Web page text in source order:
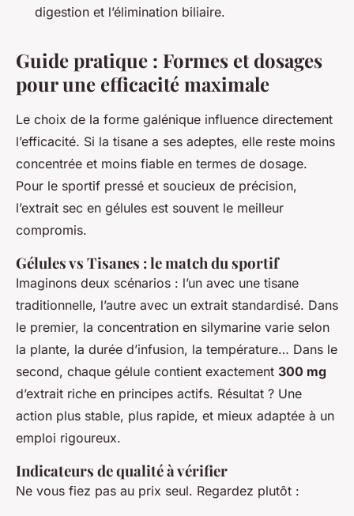
digestion et l’élimination biliaire.
Guide pratique : Formes et dosages
pour une efficacité maximale
Le choix de la forme galénique influence directement
l’efficacité. Si la tisane a ses adeptes, elle reste moins
concentrée et moins fiable en termes de dosage.
Pour le sportif pressé et soucieux de précision,
l’extrait sec en gélules est souvent le meilleur
compromis.
Gélules vs Tisanes : le match du sportif
Imaginons deux scénarios : l’un avec une tisane
traditionnelle, l’autre avec un extrait standardisé. Dans
le premier, la concentration en silymarine varie selon
la plante, la durée d’infusion, la température… Dans le
second, chaque gélule contient exactement 300 mg
d’extrait riche en principes actifs. Résultat ? Une
action plus stable, plus rapide, et mieux adaptée à un
emploi rigoureux.
Indicateurs de qualité à vérifier
Ne vous fiez pas au prix seul. Regardez plutôt :